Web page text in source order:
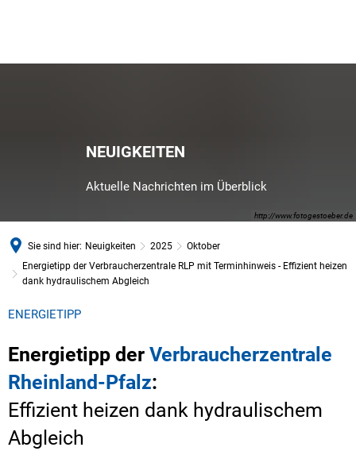
http://www.fotogestoeber.de
NEUIGKEITEN
Aktuelle Nachrichten im Überblick
Sie sind hier: Neuigkeiten 2025
Oktober
Energietipp der Verbraucherzentrale RLP mit Terminhinweis - Effizient heizen
dank hydraulischem Abgleich
ENERGIETIPP
Energietipp der Verbraucherzentrale
Rheinland-Pfalz:
Effizient heizen dank hydraulischem
Abgleich